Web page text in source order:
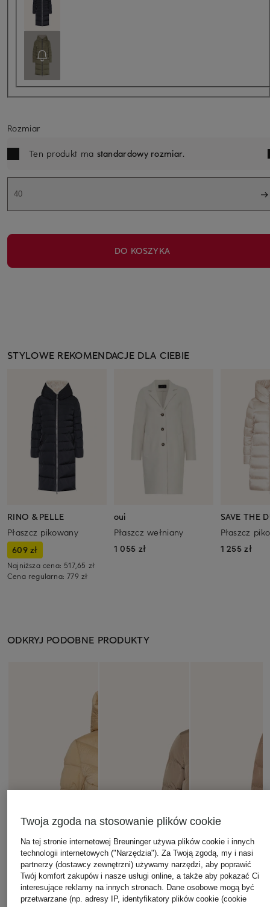
Rozmiar
Ten produkt ma standardowy rozmiar.
40
DO KOSZYKA
STYLOWE REKOMENDACJE DLA CIEBIE
RINO & PELLE
Płaszcz pikowany
609 zł
Najniższa cena: 517,65 zł
Cena regularna:779 zł
oui
Płaszcz wełniany
1 055 zł
SAVE THE
Płaszcz
1 255 zł
ODKRYJ PODOBNE PRODUKTY
Twoja zgoda na stosowanie plików cookie
Na tej stronie internetowej Breuninger używa plików cookie i innych
technologii internetowych ("Narzędzia"). Za Twoją zgodą, my i nasi
partnerzy (dostawcy zewnętrzni) używamy narzędzi, aby poprawić
Twój komfort zakupów i nasze usługi online, a także aby pokazać Ci
interesujące reklamy na innych stronach. Dane osobowe mogą być
przetwarzane (np. adresy IP, identyfikatory plików cookie (cookie